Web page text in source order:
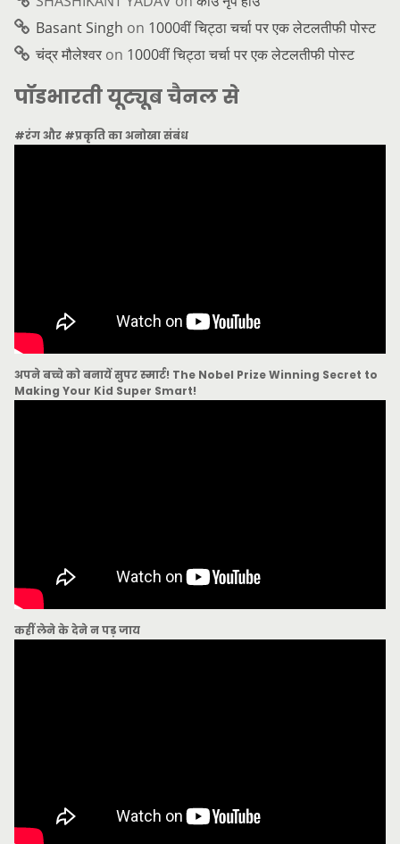
Basant Singh on 1000वीं चिट्ठा चर्चा पर एक लेटलतीफी पोस्ट
चंद्र मौलेश्वर on 1000वीं चिट्ठा चर्चा पर एक लेटलतीफी पोस्ट
पॉडभारती यूट्यूब चैनल से
#रंग और #प्रकृति का अनोखा संबंध
अपने बच्चे को बनायें सुपर स्मार्ट! The Nobel Prize Winning Secret to
Making Your Kid Super Smart!
कहीं लेने के देने न पड़ जाय